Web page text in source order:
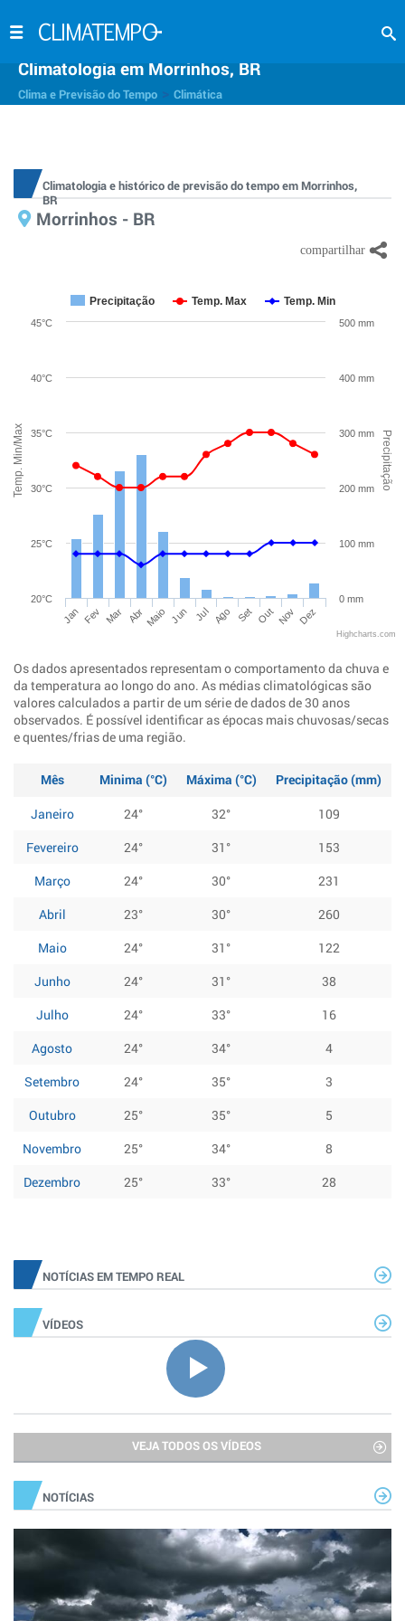
Climatologia em Morrinhos, BR
Clima e Previsão do Tempo Climática
Climatologia e histórico de previsão do tempo em Morrinhos,
BR
Morrinhos - BR
Temp. Min/Max Precipitação
Precipitação Temp. Max Temp. Min
Jan Fev Mar Abr Maio Jun Jul Ago Set Out Nov Dez
20°C
25°C
30°C
35°C
40°C
45°C
0 mm
100 mm
200 mm
300 mm
400 mm
500 mm
Highcharts.com
Os dados apresentados representam o comportamento da chuva e
da temperatura ao longo do ano. As médias climatológicas são
valores calculados a partir de um série de dados de 30 anos
observados. É possível identificar as épocas mais chuvosas/secas
e quentes/frias de uma região.
Mês Minima (°C) Máxima (°C)
Precipitação (mm)
Janeiro
24° 32°
109
Fevereiro
24° 31°
153
Março
24° 30°
231
Abril
23° 30°
260
Maio
24° 31°
122
Junho
24° 31°
38
Julho
24° 33°
16
Agosto
24° 34°
4
Setembro
24° 35°
3
Outubro
25° 35°
5
Novembro
25° 34°
8
Dezembro
25° 33° 28
NOTÍCIAS EM TEMPO REAL
VÍDEOS
VEJA TODOS OS VÍDEOS
NOTÍCIAS